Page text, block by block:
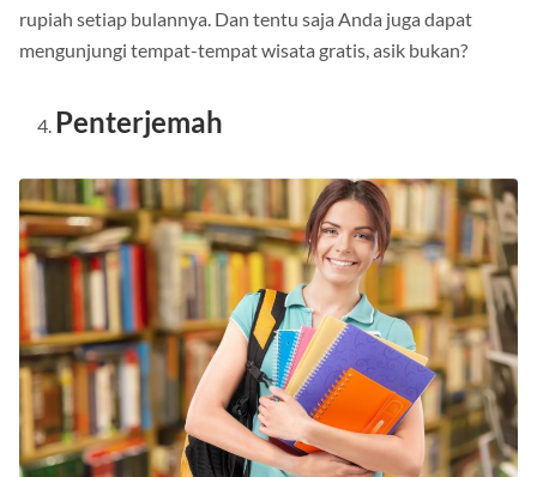
rupiah setiap bulannya. Dan tentu saja Anda juga dapat
mengunjungi tempat-tempat wisata gratis, asik bukan?
Penterjemah